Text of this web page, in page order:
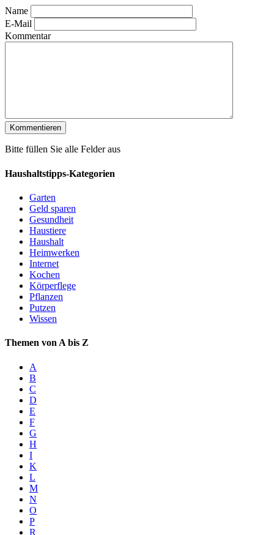
Name
E-Mail
Kommentar
Bitte füllen Sie alle Felder aus
Haushaltstipps-Kategorien
Garten
Geld sparen
Gesundheit
Haustiere
Haushalt
Heimwerken
Internet
Kochen
Körperflege
Pflanzen
Putzen
Wissen
Themen von A bis Z
A
B
C
D
E
F
G
H
I
K
L
M
N
O
P
R